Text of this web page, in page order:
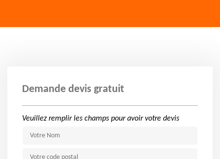
Demande devis gratuit
Veuillez remplir les champs pour avoir votre devis